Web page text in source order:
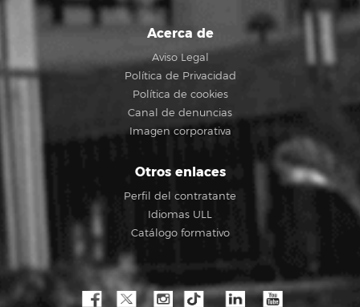
Acerca de
Aviso Legal
Política de Privacidad
Política de cookies
Canal de denuncias
Imagen corporativa
Otros enlaces
Perfil del contratante
Idiomas ULL
Catálogo formativo